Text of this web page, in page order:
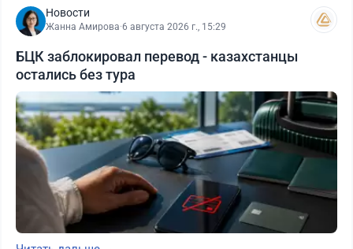
Новости
Жанна Амирова·6 августа 2026 г., 15:29
БЦК заблокировал перевод - казахстанцы
остались без тура